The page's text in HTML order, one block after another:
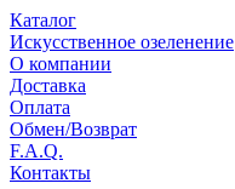
Каталог
Искусственное озеленение
О компании
Доставка
Оплата
Обмен/Возврат
F.A.Q.
Контакты